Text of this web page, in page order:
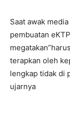
Saat awak
pembuatan
terapkan oleh
lengkap tidak di
ujarnya